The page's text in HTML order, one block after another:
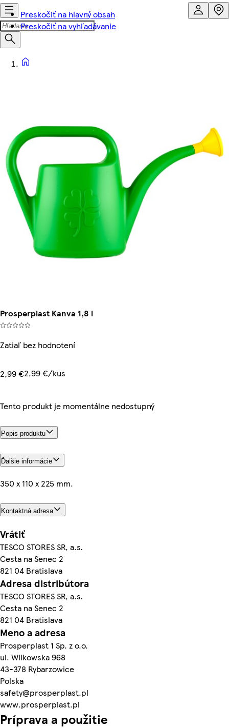
Preskočiť na hlavný obsah
Preskočiť na vyhľadávanie
Prosperplast Kanva 1,8 l
Zatiaľ bez hodnotení
2,99 €2,99 €/kus
Tento produkt je momentálne nedostupný
Popis produktu
Ďalšie informácie
350 x 110 x 225 mm.
Kontaktná adresa
Vrátiť
TESCO STORES SR, a.s.
Cesta na Senec 2
821 04 Bratislava
Adresa distribútora
TESCO STORES SR, a.s.
Cesta na Senec 2
821 04 Bratislava
Meno a adresa
Prosperplast 1 Sp. z o.o.
ul. Wilkowska 968
43-378 Rybarzowice
Polska
safety@prosperplast.pl
www.prosperplast.pl
Príprava a použitie